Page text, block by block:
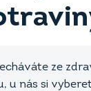
ze
u nás si